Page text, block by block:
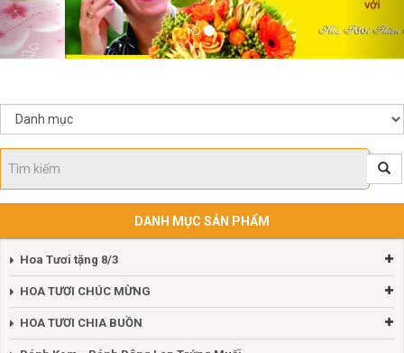
DANH MỤC SẢN PHẨM
Hoa Tươi tặng 8/3